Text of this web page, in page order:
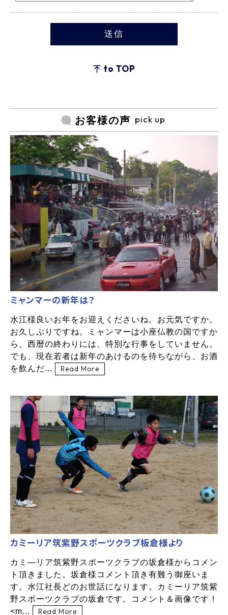
to TOP
お客様の声 pick up
ミャンマーの新年は？
水江様良いお年をお迎えくださいね。お元気ですか。
お久しぶりですね。ミャンマーは小座仏教の国ですか
ら、西暦の終わりには、特別な行事をしていません。
でも、現在若者は新年のあけるのを待ちながら、お酒
を飲んだ...
Read More
カミーリア筑紫野スポーツクラブ板倉様より
カミ―リア筑紫野スポーツクラブの坂倉様からコメン
ト頂きました。坂倉様コメント頂き有難う御座いま
す。水江社長どのお世話になります。カミーリア筑紫
野スポーツクラブの坂倉です。コメント＆画像です！
<m...
Read More